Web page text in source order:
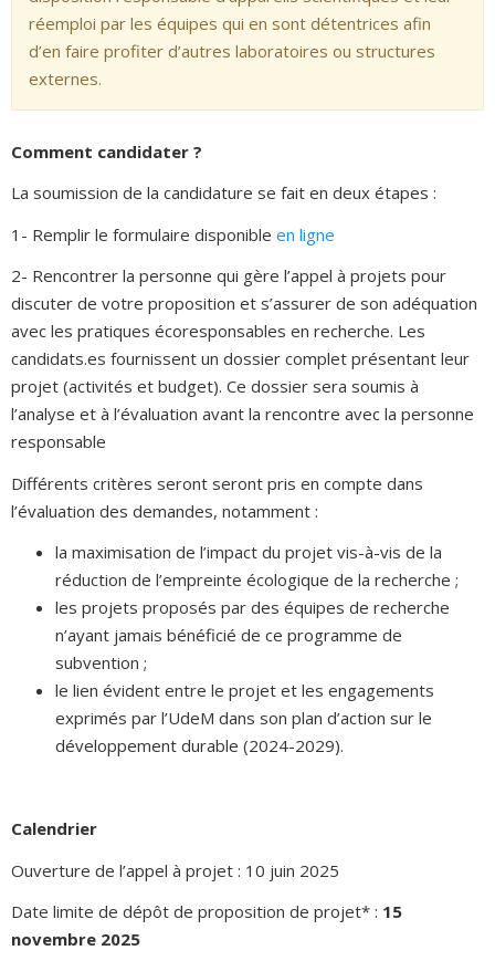
réemploi par les équipes qui en sont détentrices afin
d’en faire profiter d’autres laboratoires ou structures
externes.
Comment candidater ?
La soumission de la candidature se fait en deux étapes :
1- Remplir le formulaire disponible en ligne
2- Rencontrer la personne qui gère l’appel à projets pour
discuter de votre proposition et s’assurer de son adéquation
avec les pratiques écoresponsables en recherche. Les
candidats.es fournissent un dossier complet présentant leur
projet (activités et budget). Ce dossier sera soumis à
l’analyse et à l’évaluation avant la rencontre avec la personne
responsable
Différents critères seront seront pris en compte dans
l’évaluation des demandes, notamment :
la maximisation de l’impact du projet vis-à-vis de la
réduction de l’empreinte écologique de la recherche ;
les projets proposés par des équipes de recherche
n’ayant jamais bénéficié de ce programme de
subvention ;
le lien évident entre le projet et les engagements
exprimés par l’UdeM dans son plan d’action sur le
développement durable (2024-2029).
Calendrier
Ouverture de l’appel à projet : 10 juin 2025
Date limite de dépôt de proposition de projet* : 15
novembre 2025